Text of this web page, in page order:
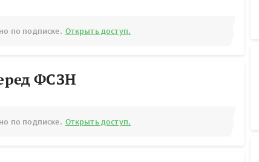
по подписке. Открыть доступ.
ФСЗН
по подписке. Открыть доступ.